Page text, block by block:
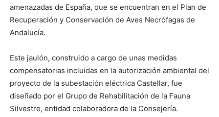
amenazadas de España, que se encuentran en el Plan de
Recuperación y Conservación de Aves Necrófagas de
Andalucía.
Este jaulón, construido a cargo de unas medidas
compensatorias incluidas en la autorización ambiental del
proyecto de la subestación eléctrica Castellar, fue
diseñado por el Grupo de Rehabilitación de la Fauna
Silvestre, entidad colaboradora de la Consejería.